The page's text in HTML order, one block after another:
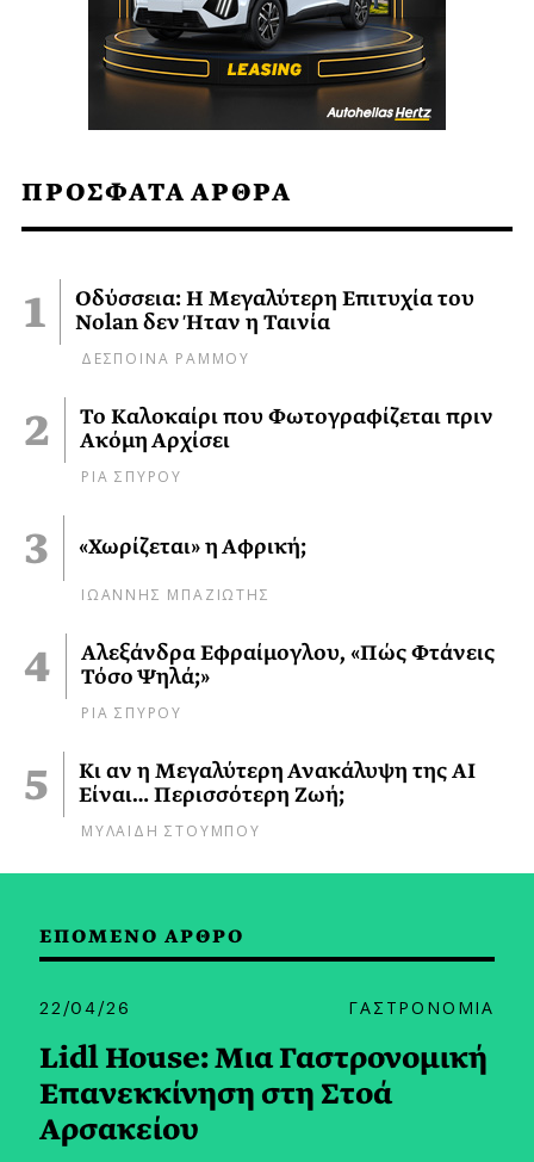
ΠΡΟΣΦΑΤΑ ΑΡΘΡΑ
Οδύσσεια: Η Μεγαλύτερη Επιτυχία του
Nolan δεν Ήταν η Ταινία
ΔΕΣΠΟΙΝΑ ΡΑΜΜΟΥ
Το Καλοκαίρι που Φωτογραφίζεται πριν
Ακόμη Αρχίσει
ΡΙΑ ΣΠΥΡΟΥ
«Χωρίζεται» η Αφρική;
ΙΩΑΝΝΗΣ ΜΠΑΖΙΩΤΗΣ
Αλεξάνδρα Εφραίμογλου, «Πώς Φτάνεις
Τόσο Ψηλά;»
ΡΙΑ ΣΠΥΡΟΥ
Κι αν η Μεγαλύτερη Ανακάλυψη της AI
Είναι… Περισσότερη Ζωή;
ΜΥΛΑΙΔΗ ΣΤΟΥΜΠΟΥ
ΕΠΟΜΕΝΟ ΑΡΘΡΟ
22/04/26 ΓΑΣΤΡΟΝΟΜΙΑ
Lidl House: Μια Γαστρονομική
Επανεκκίνηση στη Στοά
Αρσακείου